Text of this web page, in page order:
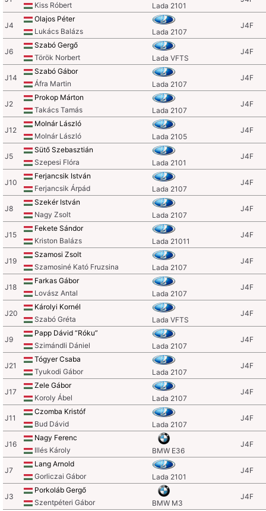
Kiss Róbert
Lada 2101
J4
Olajos Péter
Lukács Balázs
Lada 2107
J4F
J6
Szabó Gergő
Török Norbert
Lada VFTS
J4F
J14
Szabó Gábor
Áfra Martin
Lada 2107
J4F
J2
Prokop Márton
Takács Tamás
Lada 2107
J4F
J12
Molnár László
Molnár László
Lada 2105
J4F
J5
Sütő Szebasztián
Szepesi Flóra
Lada 2101
J4F
J10
Ferjancsik István
Ferjancsik Árpád
Lada 2107
J4F
J8
Szekér István
Nagy Zsolt
Lada 2107
J4F
J15
Fekete Sándor
Kriston Balázs
Lada 21011
J4F
J19
Szamosi Zsolt
Szamosiné Kató Fruzsina
Lada 2107
J4F
J18
Farkas Gábor
Lovász Antal
Lada 2107
J4F
J20
Károlyi Kornél
Szabó Gréta
Lada VFTS
J4F
J9
Papp Dávid “Róku”
Szimándli Dániel
Lada 2107
J4F
J21
Tógyer Csaba
Tyukodi Gábor
Lada 2107
J4F
J17
Zele Gábor
Koroly Ábel
Lada 2107
J4F
J11
Czomba Kristóf
Bud Dávid
Lada 2107
J4F
J16
Nagy Ferenc
Illés Károly
BMW E36
J4F
J7
Lang Arnold
Gorliczai Gábor
Lada 2101
J4F
J3
Porkoláb Gergő
Szentpéteri Gábor
BMW M3
J4F